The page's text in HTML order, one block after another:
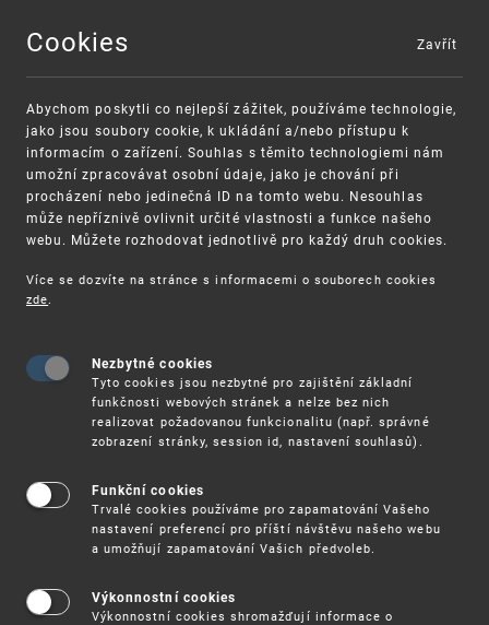
MENU
VAROVÁNÍ
Finanční podpora
Vynálezy / Patenty
Užitnévzory
Cookies
Abychom poskytli co nejlepší zážitek, používáme technologie,
jako jsou soubory cookie, k ukládání a/nebo přístupu k
informacím o zařízení. Souhlas s těmito technologiemi nám
umožní zpracovávat osobní údaje, jako je chování při
procházení nebo jedinečná ID na tomto webu. Nesouhlas
může nepříznivě ovlivnit určité vlastnosti a funkce našeho
webu. Můžete rozhodovat jednotlivě pro každý druh cookies.
Více se dozvíte na stránce s informacemi o souborech cookies
zde.
Nezbytné cookies
Tyto cookies jsou nezbytné pro zajištění základní
funkčnosti webových stránek a nelze bez nich
realizovat požadovanou funkcionalitu (např. správné
zobrazení stránky, session id, nastavení souhlasů).
Funkční cookies
Trvalé cookies používáme pro zapamatování Vašeho
nastavení preferencí pro příští návštěvu našeho webu
a umožňují zapamatování Vašich předvoleb.
Výkonnostní cookies
Výkonnostní cookies shromažďují informace o
Zavřít